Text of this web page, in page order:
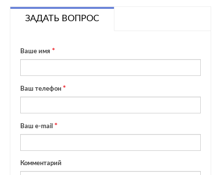
ЗАДАТЬ ВОПРОС
Ваше имя
Ваш телефон
Ваш e-mail
Комментарий